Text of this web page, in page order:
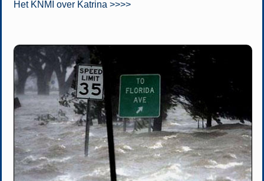
Het KNMI over Katrina >>>>